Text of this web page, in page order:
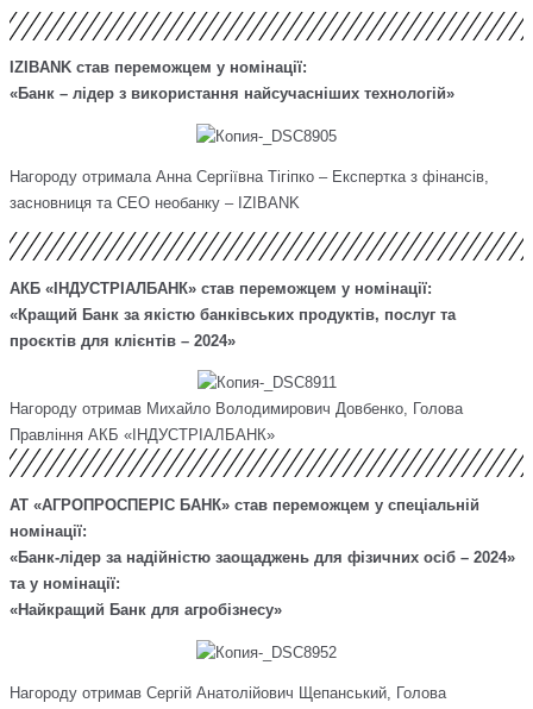
IZIBANK став переможцем у номінації:
«Банк – лідер з використання найсучасніших технологій»
Нагороду отримала Анна Сергіївна Тігіпко – Експертка з фінансів,
засновниця та СЕО необанку – IZIBANK
АКБ «ІНДУСТРІАЛБАНК» став переможцем у номінації:
«Кращий Банк за якістю банківських продуктів, послуг та
проєктів для клієнтів – 2024»
Нагороду отримав Михайло Володимирович Довбенко, Голова
Правління АКБ «ІНДУСТРІАЛБАНК»
АТ «АГРОПРОСПЕРІС БАНК» став переможцем у спеціальній
номінації:
«Банк-лідер за надійністю заощаджень для фізичних осіб – 2024»
та у номінації:
«Найкращий Банк для агробізнесу»
Нагороду отримав Сергій Анатолійович Щепанський, Голова